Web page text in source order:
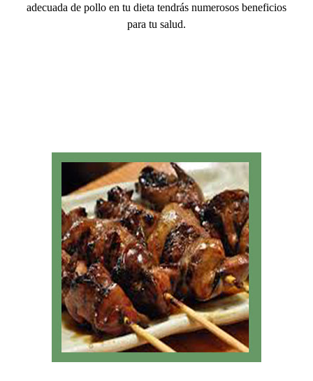
adecuada de pollo en tu dieta tendrás numerosos beneficios
para tu salud.